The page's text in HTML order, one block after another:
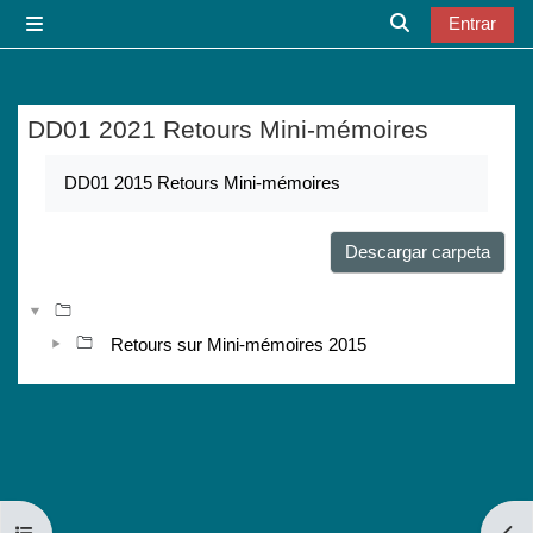
Selector de
Entrar
DD01 2021 Retours Mini-mémoires
DD01 2015 Retours Mini-mémoires
Descargar carpeta
Retours sur Mini-mémoires 2015